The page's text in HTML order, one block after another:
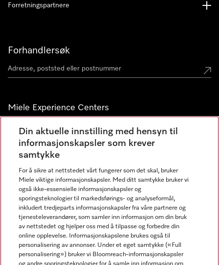
Forhandlersøk
Miele Experience Centers
Miele Experience Center Nesbru
Miele Outlet Nesbru
Nyhetsbrev
Forretningspartnere
Din aktuelle innstilling med hensyn til
informasjonskapsler som krever
samtykke
For å sikre at nettstedet vårt fungerer som det skal, bruker
Miele viktige informasjonskapsler. Med ditt samtykke bruker vi
også ikke-essensielle informasjonskapsler og
sporingsteknologier til markedsførings- og analyseformål,
inkludert tredjeparts informasjonskapsler fra våre partnere og
tjenesteleverandører, som samler inn informasjon om din bruk
av nettstedet og hjelper oss med å tilpasse og forbedre din
online opplevelse. Informasjonskapslene brukes også til
personalisering av annonser. Under et eget samtykke («Full
personalisering») bruker vi Bloomreach-informasjonskapsler